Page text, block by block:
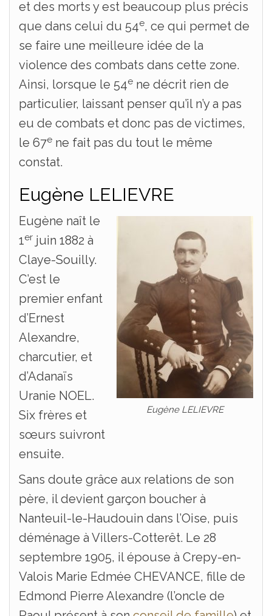
et des morts y est beaucoup plus précis
que dans celui du 54e, ce qui permet de
se faire une meilleure idée de la
violence des combats dans cette zone.
Ainsi, lorsque le 54e ne décrit rien de
particulier, laissant penser qu’il n’y a pas
eu de combats et donc pas de victimes,
le 67e ne fait pas du tout le même
constat.
Eugène LELIEVRE
Eugène LELIEVRE
Eugène naît le
1er juin 1882 à
Claye-Souilly.
C’est le
premier enfant
d’Ernest
Alexandre,
charcutier, et
d’Adanaïs
Uranie NOEL.
Six frères et
sœurs suivront
ensuite.
Sans doute grâce aux relations de son
père, il devient garçon boucher à
Nanteuil-le-Haudouin dans l’Oise, puis
déménage à Villers-Cotterêt. Le 28
septembre 1905, il épouse à Crepy-en-
Valois Marie Edmée CHEVANCE, fille de
Edmond Pierre Alexandre (l’oncle de